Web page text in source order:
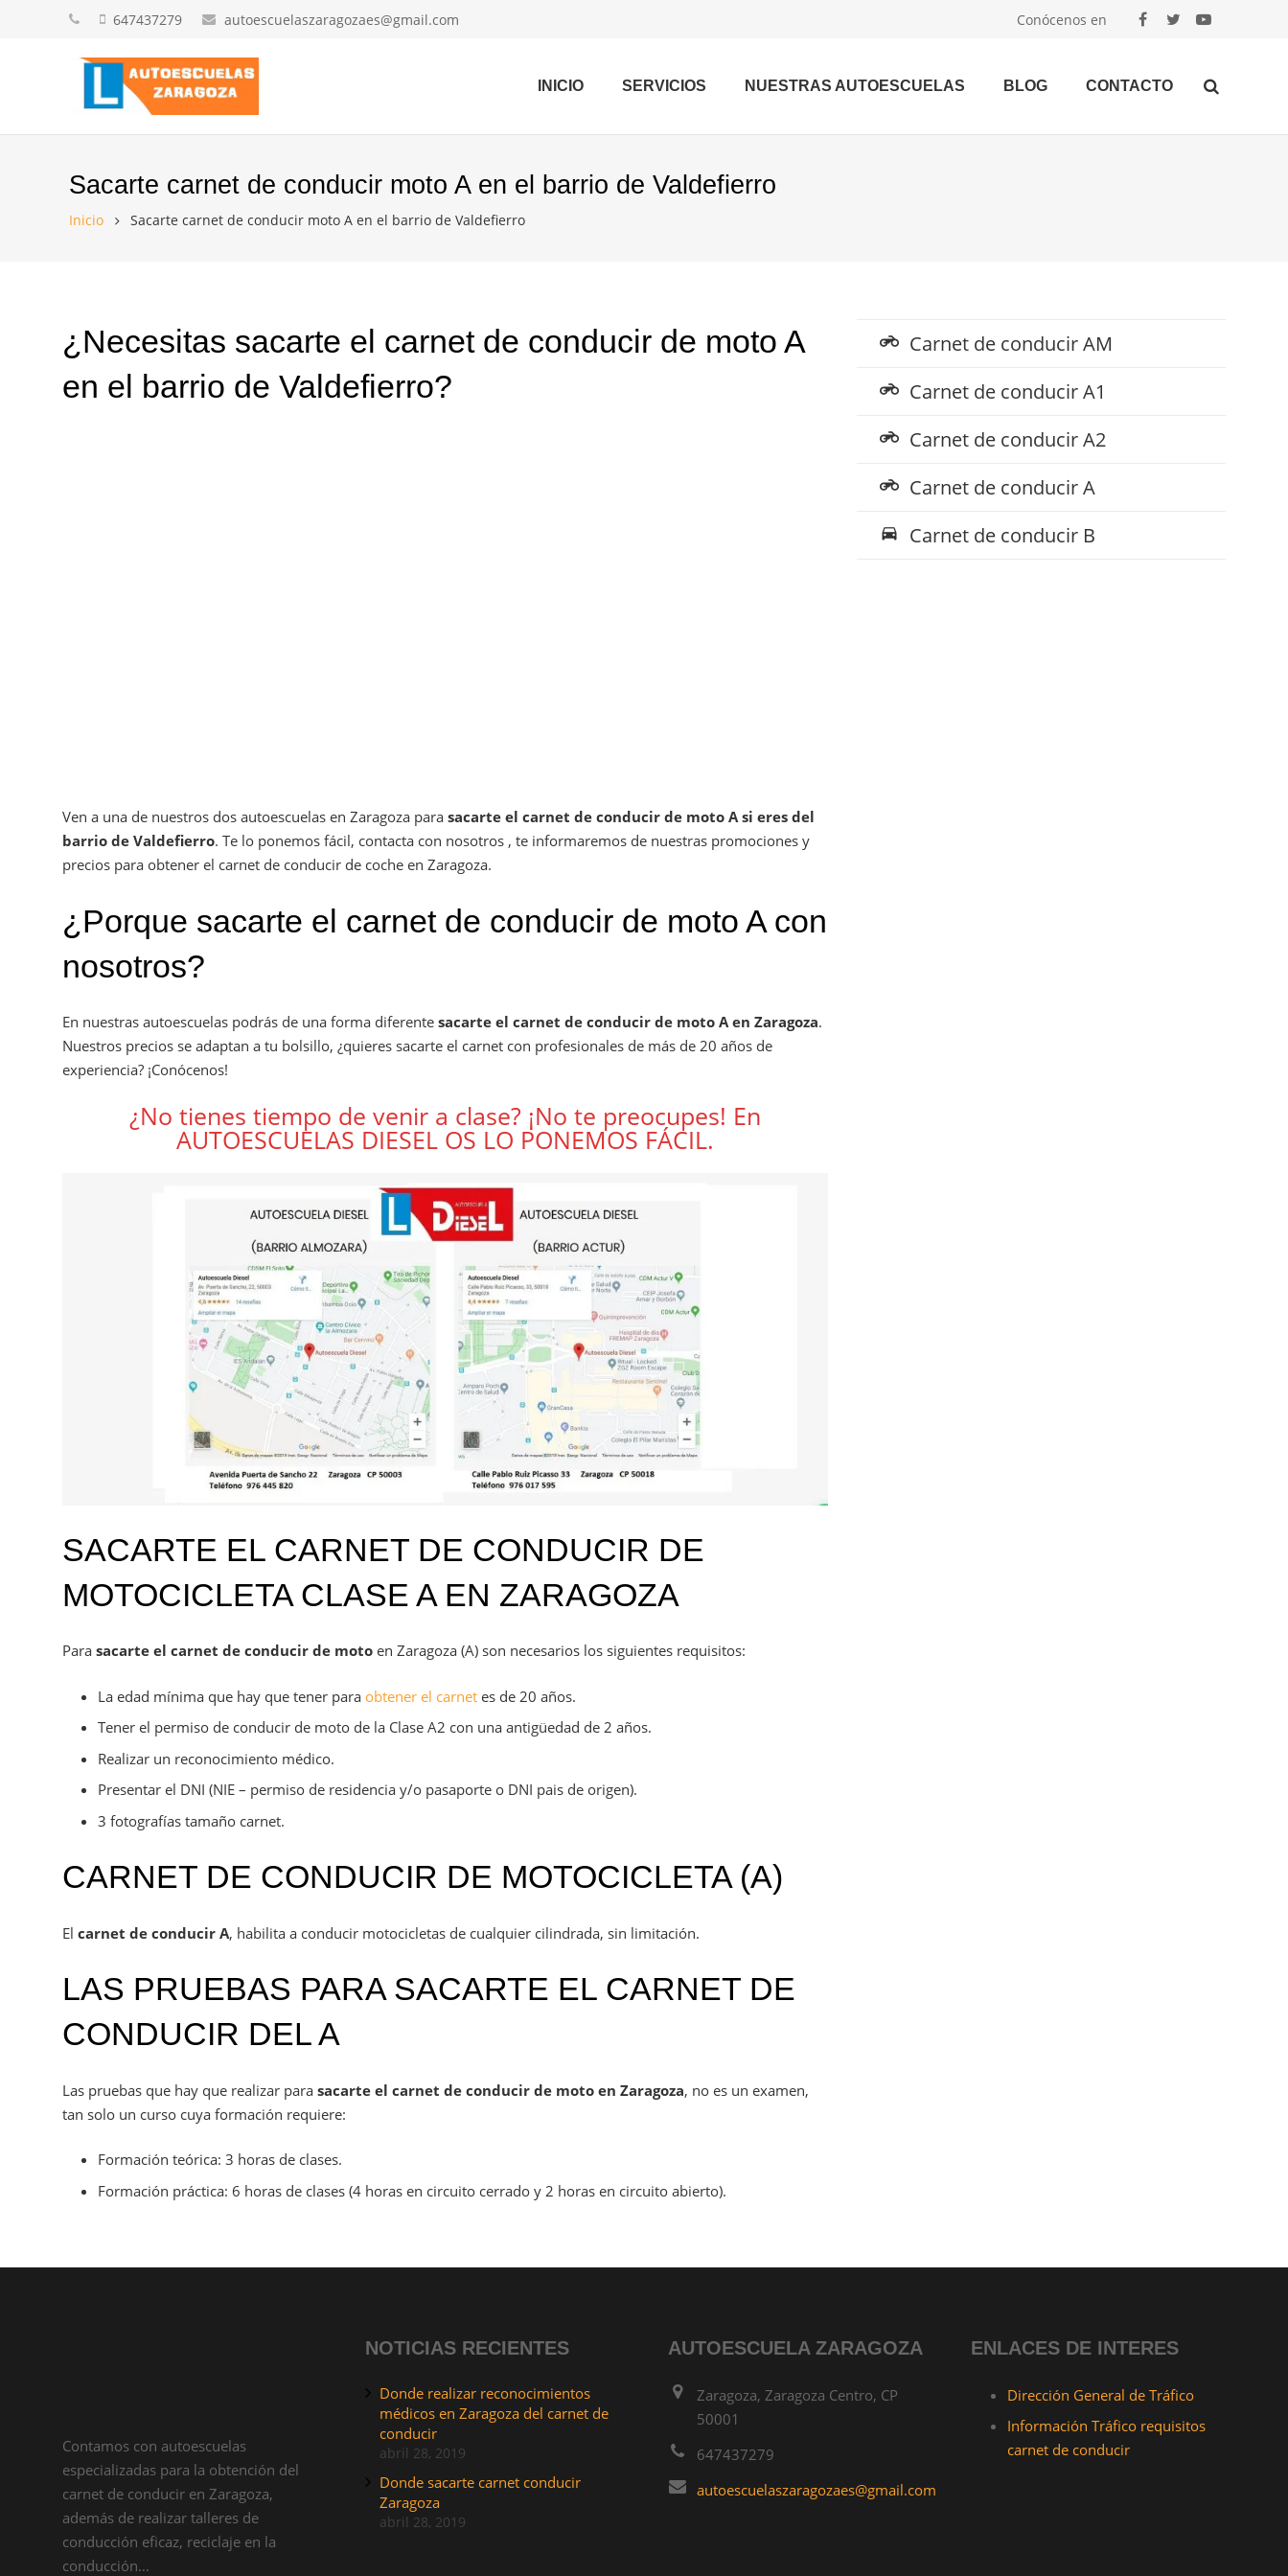
647437279 autoescuelaszaragozaes@gmail.com Conócenos en
INICIO SERVICIOS NUESTRAS AUTOESCUELAS BLOG CONTACTO
Sacarte carnet de conducir moto A en el barrio de Valdefierro
Inicio Sacarte carnet de conducir moto A en el barrio de Valdefierro
¿Necesitas sacarte el carnet de conducir de moto A
en el barrio de Valdefierro?
Ven a una de nuestros dos autoescuelas en Zaragoza para sacarte el carnet de conducir de moto A si eres del
barrio de Valdefierro. Te lo ponemos fácil, contacta con nosotros , te informaremos de nuestras promociones y
precios para obtener el carnet de conducir de coche en Zaragoza.
¿Porque sacarte el carnet de conducir de moto A con
nosotros?
En nuestras autoescuelas podrás de una forma diferente sacarte el carnet de conducir de moto A en Zaragoza.
Nuestros precios se adaptan a tu bolsillo, ¿quieres sacarte el carnet con profesionales de más de 20 años de
experiencia? ¡Conócenos!
¿No tienes tiempo de venir a clase? ¡No te preocupes! En
AUTOESCUELAS DIESEL OS LO PONEMOS FÁCIL.
SACARTE EL CARNET DE CONDUCIR DE
MOTOCICLETA CLASE A EN ZARAGOZA
Para sacarte el carnet de conducir de motoen Zaragoza (A) son necesarios los siguientes requisitos:
La edad mínima que hay que tener para obtener el carnet es de 20 años.
Tener el permiso de conducir de moto de la Clase A2 con una antigüedad de 2 años.
Realizar un reconocimiento médico.
Presentar el DNI (NIE – permiso de residencia y/o pasaporte o DNI pais de origen).
3 fotografías tamaño carnet.
CARNET DE CONDUCIR DE MOTOCICLETA (A)
El carnet de conducir A, habilita a conducir motocicletas de cualquier cilindrada, sin limitación.
LAS PRUEBAS PARA SACARTE EL CARNET DE
CONDUCIR DEL A
Las pruebas que hay que realizar para sacarte el carnet de conducir de moto en Zaragoza, no es un examen,
tan solo un curso cuya formación requiere:
Formación teórica: 3 horas de clases.
Formación práctica: 6 horas de clases (4 horas en circuito cerrado y 2 horas en circuito abierto).
motorcycle Carnet de conducir AM
motorcycle Carnet de conducir A1
motorcycle Carnet de conducir A2
motorcycle Carnet de conducir A
directions_car Carnet de conducir B
Contamos con autoescuelas
especializadas para la obtención del
carnet de conducir en Zaragoza,
además de realizar talleres de
conducción eficaz, reciclaje en la
conducción…
NOTICIAS RECIENTES
Donde realizar reconocimientos
médicos en Zaragoza del carnet de
conducir
abril 28, 2019
Donde sacarte carnet conducir
Zaragoza
abril 28, 2019
AUTOESCUELA ZARAGOZA
Zaragoza, Zaragoza Centro, CP
50001
647437279
autoescuelaszaragozaes@gmail.com
ENLACES DE INTERES
Dirección General de Tráfico
Información Tráfico requisitos
carnet de conducir